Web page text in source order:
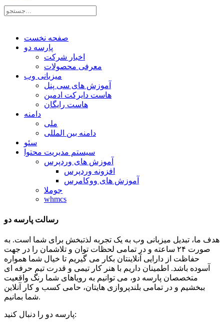
صفحه نخست
پارسه دو
اخبار شرکت
معرفی محصولات
میزبانی وب
آموزش های سی پنل
هاست دایرکت ادمین
هاست رایگان
دامنه
ملی
دامنه بین المللی
سئو
سیستم مدیریت محتوا
آموزش های وردپرس
افزونه وردپرس
آموزش های ووکامرس
جوملا
whmcs
رسالت پارسه دو
هدف ما، تبدیل میزبانی وب به یک تجربه لذتبخش برای شما است. به
صورت ۲۴ ساعته و در تمامی لحظات توان و تلاشمان را در جهت
حفاظت از دارایی آنلاینتان بکار می گیریم تا خیال شما همواره
آسوده باشد. اطمینان داریم با هنر کار تیمی و قدرت تیم حرفه ای
متخصصان پارسه دو، می توانیم به رویاهای شما رنگ واقعیت
ببخشیم و در تمامی بلندپروازی هایتان، حامی کسب و کار آنلاین
شما بمانیم.
پارسه دو را دنبال کنید: